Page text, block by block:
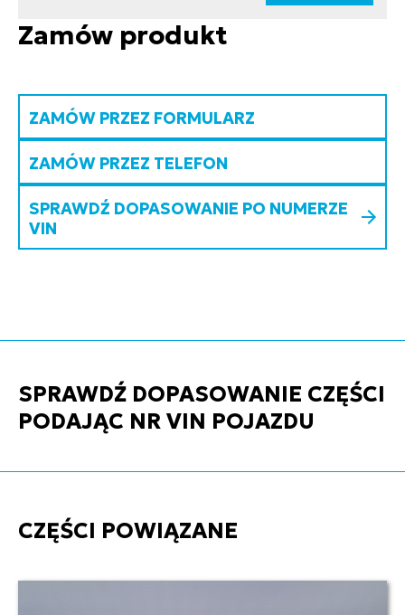
Zamów produkt
ZAMÓW PRZEZ FORMULARZ
ZAMÓW PRZEZ TELEFON
SPRAWDŹ DOPASOWANIE PO NUMERZE
VIN
SPRAWDŹ DOPASOWANIE CZĘŚCI
PODAJĄC NR VIN POJAZDU
CZĘŚCI POWIĄZANE